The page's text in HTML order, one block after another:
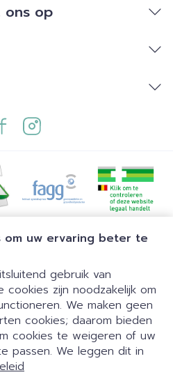
om uw ervaring beter te
gebruik van
cookies zijn noodzakelijk om
We maken geen
cookies; daarom bieden
cookies te weigeren of uw
passen. We leggen dit in
ons op